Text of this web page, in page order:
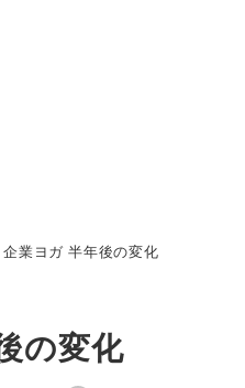
企業ヨガ 半年後の変化
の変化